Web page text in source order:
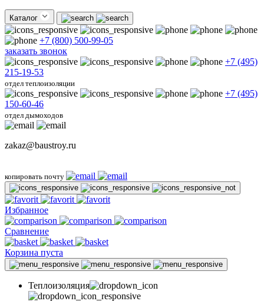
Каталог
+7 (800) 500-99-05
заказать звонок
+7 (495)
215-19-53
отдел теплоизоляции
+7 (495)
150-60-46
отдел дымоходов
zakaz@baustroy.ru
копировать почту
Избранное
Сравнение
Корзина пуста
Теплоизоляция